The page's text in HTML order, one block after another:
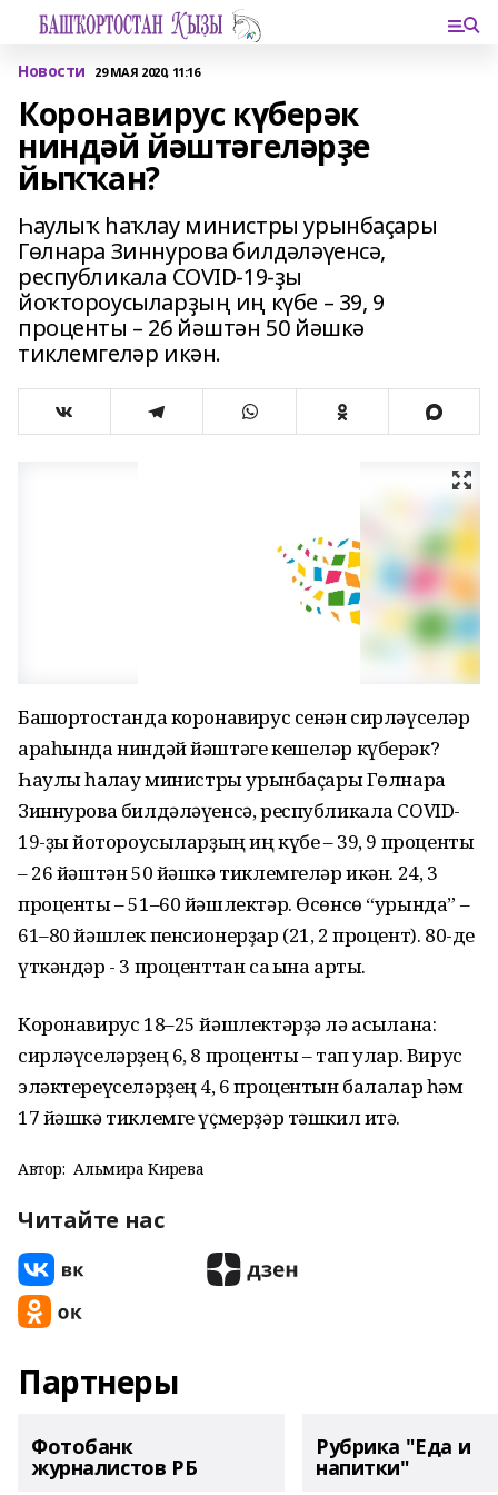
Новости 29 МАЯ 2020, 11:16
Коронавирус күберәк
ниндәй йәштәгеләрҙе
йыҡҡан?
Һаулыҡ һаҡлау министры урынбаҫары
Гөлнара Зиннурова билдәләүенсә,
республикала COVID-19-ҙы
йоҡтороусыларҙың иң күбе – 39, 9
проценты – 26 йәштән 50 йәшкә
тиклемгеләр икән.
Башҡортостанда коронавирус сенән сирләүселәр
араһында ниндәй йәштәге кешеләр күберәк?
Һаулыҡ һаҡлау министры урынбаҫары Гөлнара
Зиннурова билдәләүенсә, республикала COVID-
19-ҙы йоҡтороусыларҙың иң күбе – 39, 9 проценты
– 26 йәштән 50 йәшкә тиклемгеләр икән. 24, 3
проценты – 51–60 йәшлектәр. Өсөнсө “урында” –
61–80 йәшлек пенсионерҙар (21, 2 процент). 80-де
үткәндәр - 3 проценттан саҡ ҡына артыҡ.
Коронавирус 18–25 йәшлектәрҙә лә асыҡлана:
сирләүселәрҙең 6, 8 проценты – тап улар. Вирус
эләктереүселәрҙең 4, 6 процентын балалар һәм
17 йәшкә тиклемге үҫмерҙәр тәшкил итә.
Автор: Альмира Кирәева
Читайте нас
Партнеры
Фотобанк
журналистов РБ
Рубрика "Еда и
напитки"